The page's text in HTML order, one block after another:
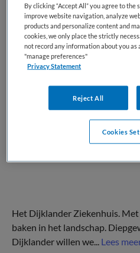
Deze vacature SEH arts Chef
Ziekenhuis is niet meer
vergelijkbare vacatures die
Het Dijklander Ziekenhuis.
baken in het landschap.
Dijklander willen we... Lees
By clicking “Accept All” you agree to
improve website navigation, analyze
products and personalize content and
cookies, we only place the strictly
not record any information about you as
"manage preferences"
Privacy Statement
Reject All
Cookies